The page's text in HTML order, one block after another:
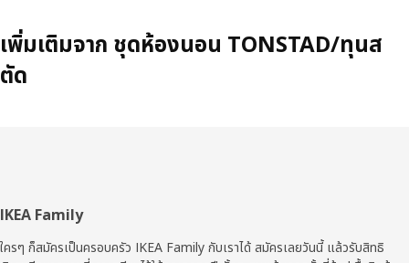
เพิ่มเติมจาก ชุดห้องนอน TONSTAD/ทุนส
ตัด
ส่วน
ท้าย
IKEA Family
ใครๆ ก็สมัครเป็นครอบครัว IKEA Family กับเราได้ สมัครเลยวันนี้ แล้วรับสิทธิ